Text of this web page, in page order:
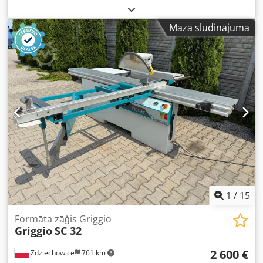
kāda ir, uz vietas, bez garantijas. Daļa no MASI JEANS
rūpnīcas likvidācijas. Iekārtas ir pieejamas kā šī divu
iekārtu komplekts vai kopā ar pilnu rūpniecisko veļas
mazgāšanas un apstrādes līniju.
gatava darbam, tā ir lietota tikai 3 gadus kopš iegādes.
Iekārta ir uzstādīta zupu ražošanas līnijā, kuras
iepakojuma tilpums ir 220 ml – 360 ml. Ražošanas sērija
SC-3000-XXX. Skanēšanas platums 320 mm. Optiskā
izšķirtspēja: 1 pikselis = 0,16 mm. Nominālais spriegums
L1/N/PE 230 V maiņstrāva. Nominālais frekvences 50 Hz (+/-
2%), 1,6 kVA. Pievadstrāva 16 A. Aizsardzības pakāpe IP65.
Lampas tips MXR-160HP/20. Darbības temperatūras
diapazons 5 °C – 40 °C. Iekārtas svars 420 kg. Garums 1750
mm. Platums 720 mm. Augstums 2290 mm. ES atbilstības
deklarācija. Iespēja iedarbināt iekārtu uz vietas. Cjdpozrh
D Sofx Ah Horf
Mazā sludinājuma
1 / 15
Zdziechowice 761 km
Formāta zāģis Griggio
GriggioSC 32
2 600 €